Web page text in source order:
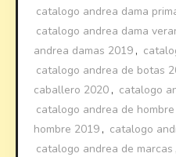
catalogo andrea dama
catalogo andrea dama
andrea damas 2019 ,
catalogo andrea de botas
caballero 2020 , catalogo
catalogo andrea de hombre
hombre 2019 , catalogo
catalogo andrea de marcas